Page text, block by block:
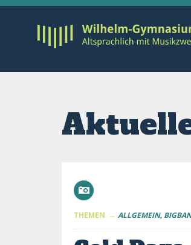
THEMEN → ALLGEMEIN